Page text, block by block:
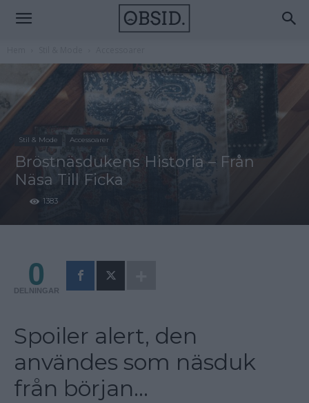
Stil & Mode Accessoarer
Bröstnäsdukens Historia – Från
Näsa Till Ficka
1383
0
DELNINGAR
Spoiler alert, den
användes som näsduk
från början…